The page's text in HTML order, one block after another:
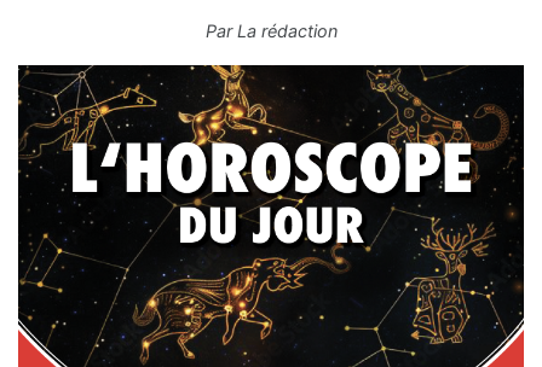
ParLa rédaction